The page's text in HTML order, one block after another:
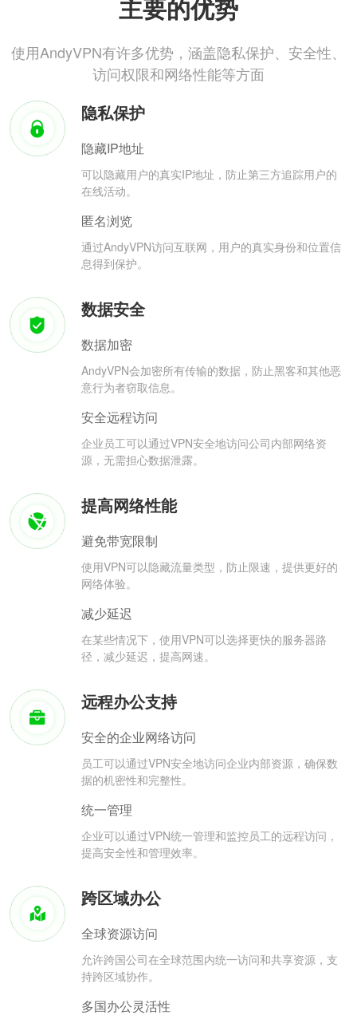
主要的优势
使用AndyVPN有许多优势，涵盖隐私保护、安全性、
访问权限和网络性能等方面
隐私保护
隐藏IP地址
可以隐藏用户的真实IP地址，防止第三方追踪用户的
在线活动。
匿名浏览
通过AndyVPN访问互联网，用户的真实身份和位置信
息得到保护。
数据安全
数据加密
AndyVPN会加密所有传输的数据，防止黑客和其他恶
意行为者窃取信息。
安全远程访问
企业员工可以通过VPN安全地访问公司内部网络资
源，无需担心数据泄露。
提高网络性能
避免带宽限制
使用VPN可以隐藏流量类型，防止限速，提供更好的
网络体验。
减少延迟
在某些情况下，使用VPN可以选择更快的服务器路
径，减少延迟，提高网速。
远程办公支持
安全的企业网络访问
员工可以通过VPN安全地访问企业内部资源，确保数
据的机密性和完整性。
统一管理
企业可以通过VPN统一管理和监控员工的远程访问，
提高安全性和管理效率。
跨区域办公
全球资源访问
允许跨国公司在全球范围内统一访问和共享资源，支
持跨区域协作。
多国办公灵活性